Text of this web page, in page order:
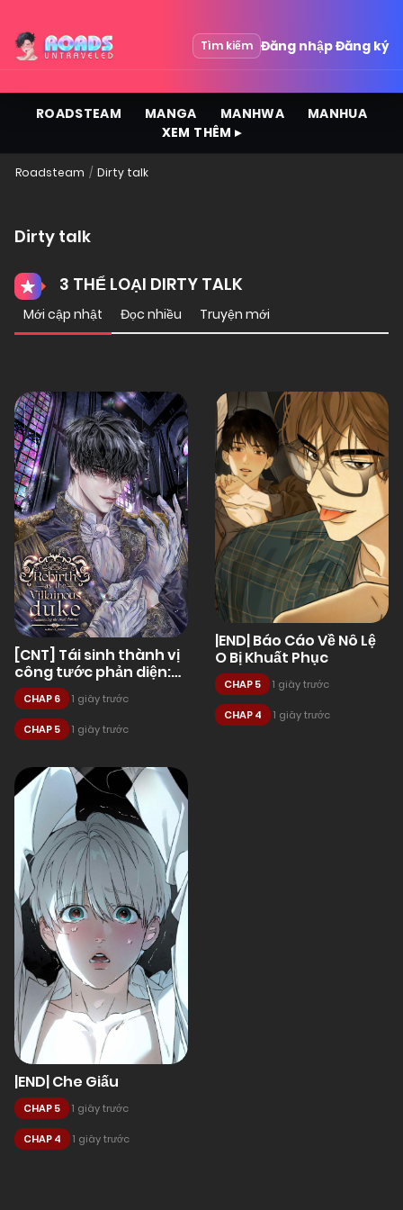
Tìm kiếm Đăng nhậpĐăng ký
ROADSTEAM MANGA MANHWA
MANHUA
XEM THÊM ▸
Roadsteam Dirty talk
Dirty talk
3 THỂ LOẠI DIRTY TALK
Mới cập nhật Đọc nhiều Truyện mới
[CNT] Tái sinh thành vị
công tước phản diện:
Triệu hồi những ác quỷ
tàn bạo.
CHAP 6 1 giây trước
CHAP 5 1 giây trước
|END| Báo Cáo Về Nô Lệ
O Bị Khuất Phục
CHAP 5 1 giây trước
CHAP 4 1 giây trước
|END| Che Giấu
CHAP 5 1 giây trước
CHAP 4 1 giây trước